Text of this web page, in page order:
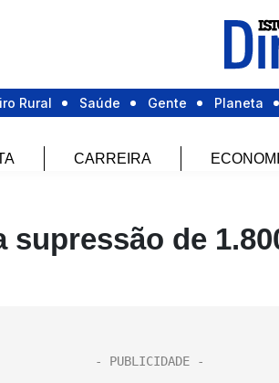
Rural Saúde Gente Planeta
CARREIRA
supressão de